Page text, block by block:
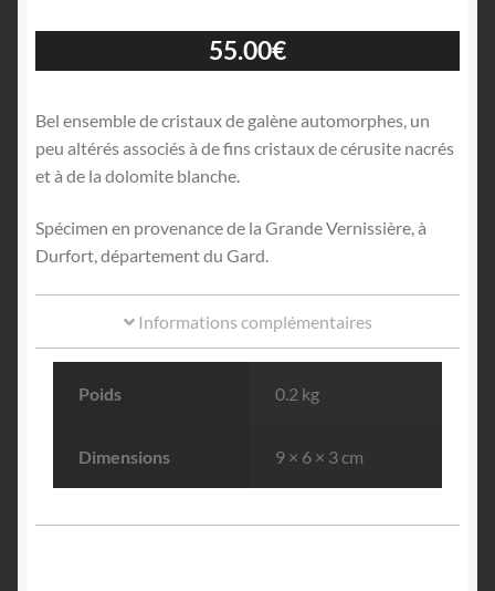
55.00€
Bel ensemble de cristaux de galène automorphes, un
peu altérés associés à de fins cristaux de cérusite nacrés
et à de la dolomite blanche.
Spécimen en provenance de la Grande Vernissière, à
Durfort, département du Gard.
Informations complémentaires
Poids 0.2 kg
Dimensions 9 × 6 × 3 cm